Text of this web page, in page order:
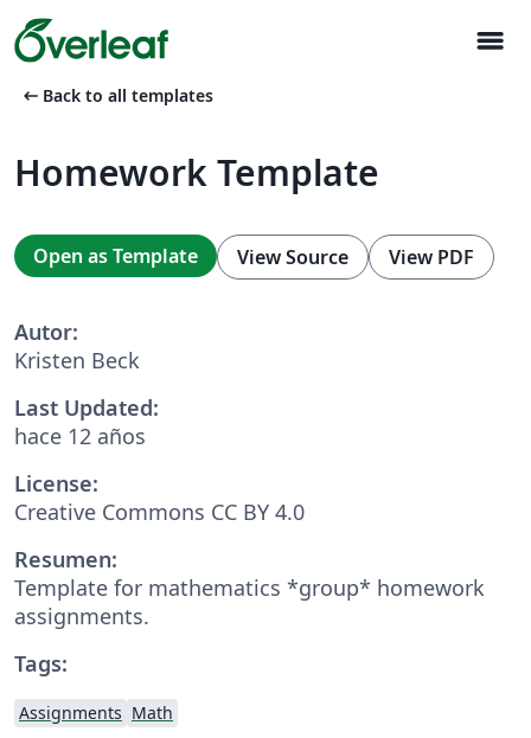
menu
arrow_left_alt Back to all templates
Homework Template
Open as Template View Source View PDF
Autor:
Kristen Beck
Last Updated:
hace 12 años
License:
Creative Commons CC BY 4.0
Resumen:
Template for mathematics *group* homework
assignments.
Tags:
Assignments Math